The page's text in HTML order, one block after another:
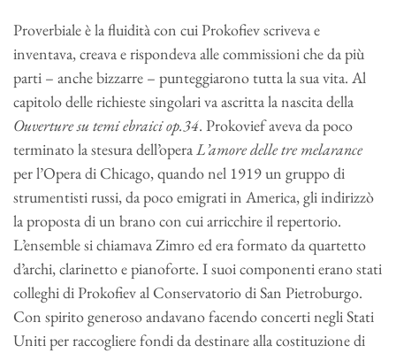
Proverbiale è la fluidità con cui Prokofiev scriveva e
inventava, creava e rispondeva alle commissioni che da più
parti – anche bizzarre – punteggiarono tutta la sua vita. Al
capitolo delle richieste singolari va ascritta la nascita della
Ouverture su temi ebraici op.34. Prokovief aveva da poco
terminato la stesura dell’operaL’amore delle tre melarance
per l’Opera di Chicago, quando nel 1919 un gruppo di
strumentisti russi, da poco emigrati in America, gli indirizzò
la proposta di un brano con cui arricchire il repertorio.
L’ensemble si chiamava Zimro ed era formato da quartetto
d’archi, clarinetto e pianoforte. I suoi componenti erano stati
colleghi di Prokofiev al Conservatorio di San Pietroburgo.
Con spirito generoso andavano facendo concerti negli Stati
Uniti per raccogliere fondi da destinare alla costituzione di